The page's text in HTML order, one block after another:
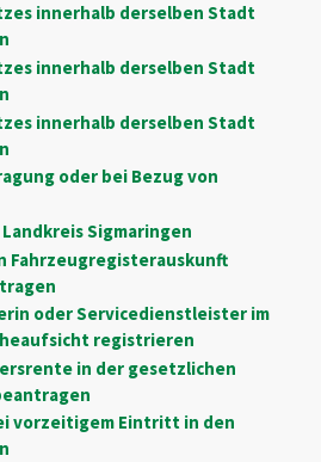
innerhalb derselben Stadt
innerhalb derselben Stadt
innerhalb derselben Stadt
oder bei Bezug von
Landkreis Sigmaringen
Fahrzeugregisterauskunft
oder Servicedienstleister im
registrieren
in der gesetzlichen
vorzeitigem Eintritt in den